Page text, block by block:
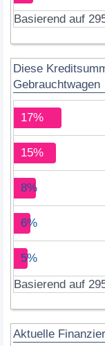
Basierend auf
Diese
Gebrauchtwagen
17%
15%
8%
6%
5%
Basierend auf
Aktuelle